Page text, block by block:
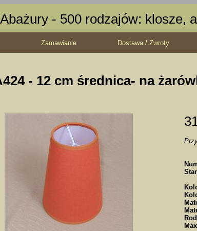
Abażury - 500 rodzajów: klosze,
Zamawianie Dostawa / Zwroty
- 12 cm średnica- na